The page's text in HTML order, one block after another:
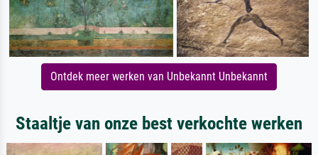
Ontdek meer werken van Unbekannt Unbekannt
Staaltje van onze best verkochte werken